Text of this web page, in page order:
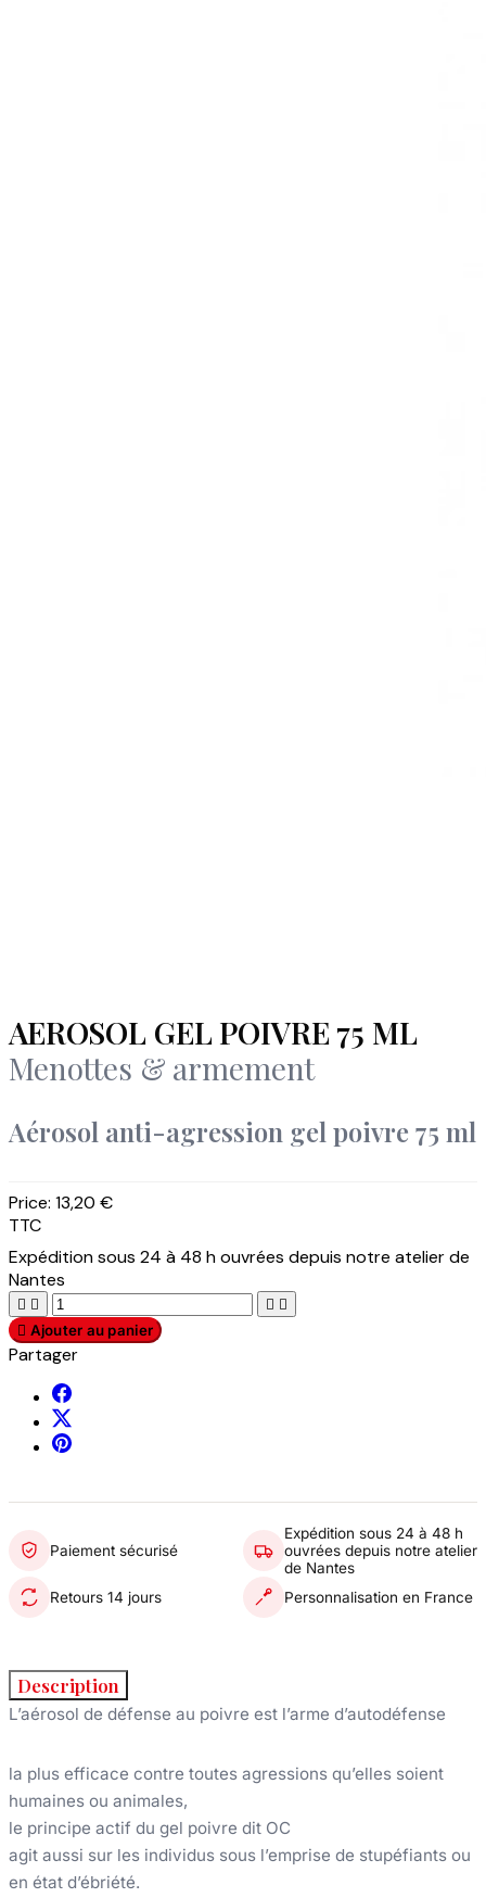
AEROSOL GEL POIVRE 75 ML
Menottes & armement
Aérosol anti-agression gel poivre 75 ml
Price: 13,20 €
TTC
Expédition sous 24 à 48 h ouvrées depuis notre atelier de
Nantes
   
 Ajouter au panier
Partager
Paiement sécurisé
Expédition sous 24 à 48 h
ouvrées depuis notre atelier
de Nantes
Retours 14 jours
Personnalisation en France
Description
L’aérosol de défense au poivre est l’arme d’autodéfense
la plus efficace contre toutes agressions qu’elles soient
humaines ou animales,
le principe actif du gel poivre dit OC
agit aussi sur les individus sous l’emprise de stupéfiants ou
en état d’ébriété.